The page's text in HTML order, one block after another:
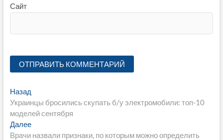
Сайт
Навигация
по
записям
НазадПредыдущая
запись:
Украинцы бросились скупать б/у электромобили: топ-10
моделей сентября
ДалееСледующая
запись:
Врачи назвали признаки, по которым можно определить